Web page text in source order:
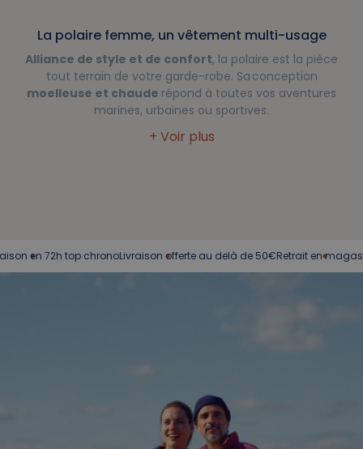
La polaire femme, un vêtement multi-usage
Alliance de style et de confort, la polaire est la pièce
tout terrain de votre garde-robe. Sa conception
moelleuse et chaude répond à toutes vos aventures
marines, urbaines ou sportives.
72h top chrono Livraison offerte au delà de 50€ Retrait en magasin